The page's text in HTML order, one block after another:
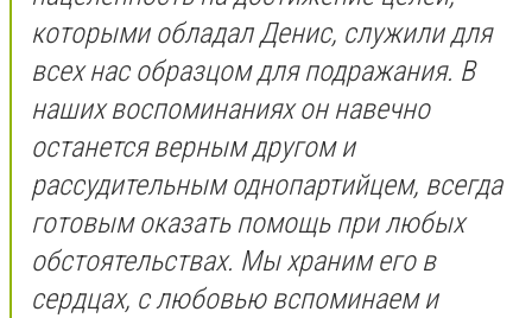
которыми обладал Денис, служили для
всех нас образцом для подражания. В
наших воспоминаниях он навечно
останется верным другом и
рассудительным однопартийцем, всегда
готовым оказать помощь при любых
обстоятельствах. Мы храним его в
сердцах, с любовью вспоминаем и